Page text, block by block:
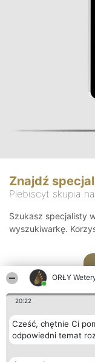
ORŁY
20:22
Cześć, chętnie Ci
odpowiedni temat
Znajdź
Plebiscyt skupia
Szukasz specjalisty
wyszukiwarkę.
Organizator plebiscytu